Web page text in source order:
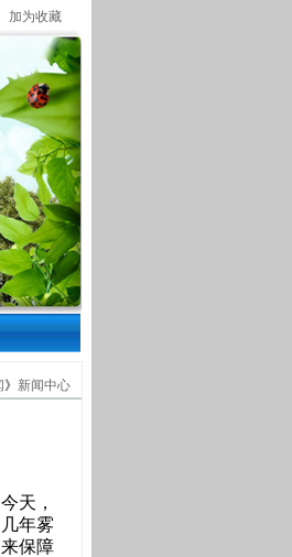
加为收藏
》 新闻中心
天，
年雾
保障